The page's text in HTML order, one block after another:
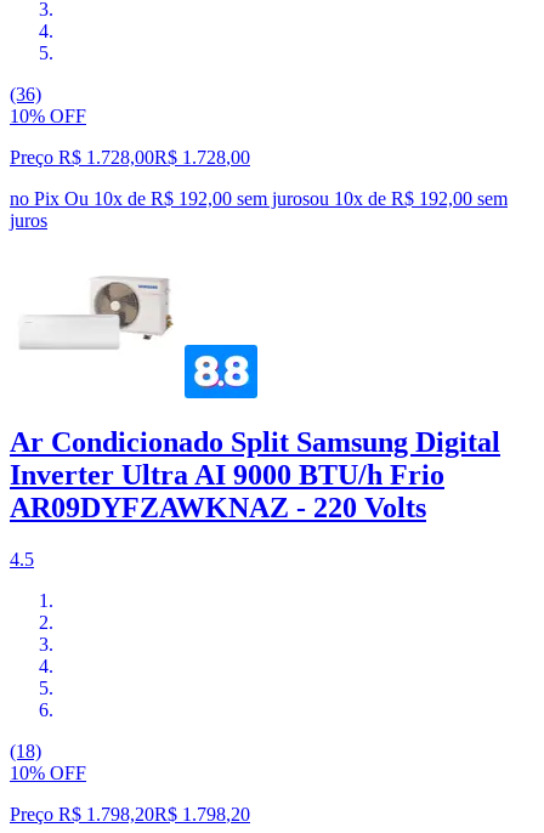
(36)
10% OFF
Preço R$ 1.728,00R$ 1.728,00
no Pix Ou 10x de R$ 192,00 sem jurosou 10x de R$ 192,00 sem
juros
Ar Condicionado Split Samsung Digital
Inverter Ultra AI 9000 BTU/h Frio
AR09DYFZAWKNAZ - 220 Volts
4.5
(18)
10% OFF
Preço R$ 1.798,20R$ 1.798,20